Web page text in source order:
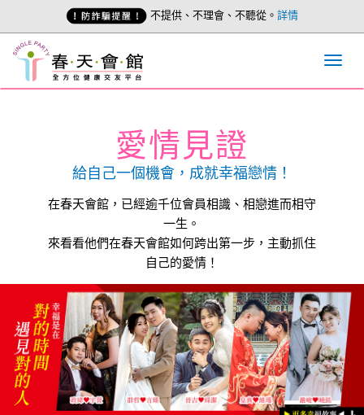
不提供、不理會、不聽從。 詳情
愛情見證
給自己一個機會，成就幸福戀情！
在春天會館，已經逾千位會員相識、相戀進而相守
一生。
來看看他們在春天會館如何跨出第一步，主動抓住
自己的愛情！